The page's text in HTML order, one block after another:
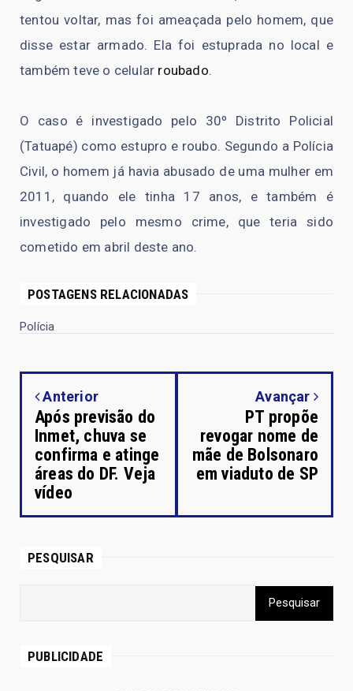
tentou voltar, mas foi ameaçada pelo homem, que
disse estar armado. Ela foi estuprada no local e
também teve o celular roubado.
O caso é investigado pelo 30º Distrito Policial
(Tatuapé) como estupro e roubo. Segundo a Polícia
Civil, o homem já havia abusado de uma mulher em
2011, quando ele tinha 17 anos, e também é
investigado pelo mesmo crime, que teria sido
cometido em abril deste ano.
POSTAGENS RELACIONADAS
Polícia
Anterior
Após previsão do
Inmet, chuva se
confirma e atinge
áreas do DF. Veja
vídeo
Avançar
PT propõe
revogar nome de
mãe de Bolsonaro
em viaduto de SP
PESQUISAR
PUBLICIDADE